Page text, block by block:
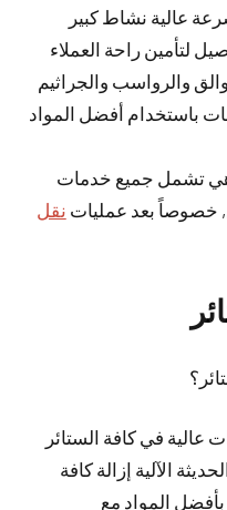
عالية نشاط كبير
لتأمين راحة العملاء
والرواسب والجراثيم
باستخدام أفضل المواد
وهي تشمل جميع خدمات
خصوصاً بعد عمليات نقل
في كافة الستائر
الآلية إزالة كافة
بأفضل المواد مع